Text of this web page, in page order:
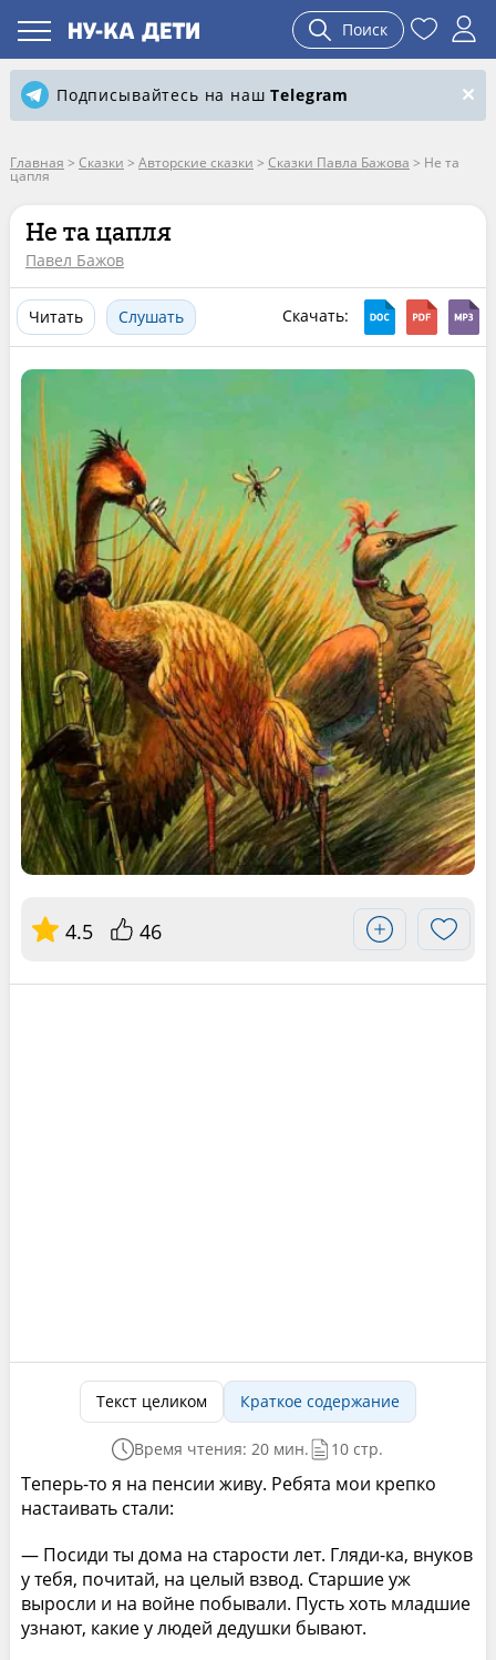
Поиск
Подписывайтесь на нашTelegram
Главная > Сказки > Авторские сказки > Сказки Павла Бажова > Не та
цапля
Не та цапля
Павел Бажов
Читать Слушать Скачать:
4.5 46
Текст целиком Краткое содержание
Время чтения: 20 мин. 10 стр.
Теперь-то я на пенсии живу. Ребята мои крепко
настаивать стали:
— Посиди ты дома на старости лет. Гляди-ка, внуков
у тебя, почитай, на целый взвод. Старшие уж
выросли и на войне побывали. Пусть хоть младшие
узнают, какие у людей дедушки бывают.